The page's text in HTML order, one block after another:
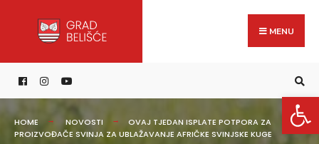
content
MENU
HOME NOVOSTI
OVAJ TJEDAN ISPLATE POTPORA ZA
PROIZVOĐAČE SVINJA ZA UBLAŽAVANJE AFRIČKE SVINJSKE KUGE
for: